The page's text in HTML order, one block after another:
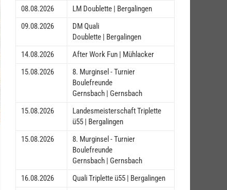
08.08.2026
LM Doublette | Bergalingen
09.08.2026
DM Quali
Doublette | Bergalingen
14.08.2026
After Work Fun | Mühlacker
15.08.2026
8. Murginsel - Turnier
Boulefreunde
Gernsbach | Gernsbach
15.08.2026
Landesmeisterschaft Triplette
ü55 | Bergalingen
15.08.2026
8. Murginsel - Turnier
Boulefreunde
Gernsbach | Gernsbach
16.08.2026
Quali Triplette ü55 | Bergalingen